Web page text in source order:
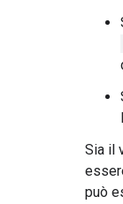
Sia il
può